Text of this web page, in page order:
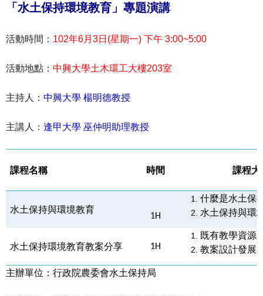
「水土保持環境教育」專題演講
活動時間： 102年6月 3日 (星期一) 下午 3:00~5:00
活動地點： 中興大學土木環工大樓203室
主持人： 中興大學 楊明德教授
主講人： 逢甲大學 巫仲明助理教授
課程名稱 時間 課程大
水土保持與環境教育
1H
什麼是水土保
水土保持與環
水土保持環境教育教案分享 1H
既有教學資源
教案設計發展
主辦單位：行政院農委會水土保持局